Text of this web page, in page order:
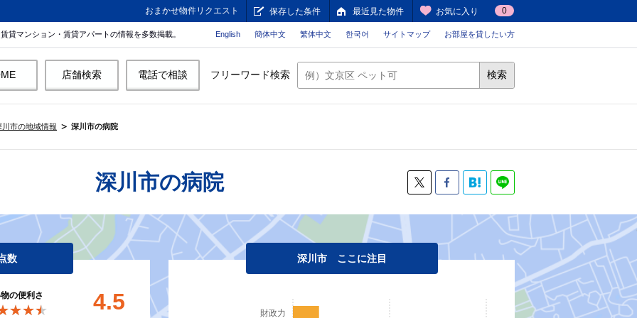
おまかせ物件リクエスト 保存した条件 最近見た物件 お気に入り 0
貸マンション・賃貸アパートの情報を多数掲載。 English 簡体中文 繁体中文 한국어 サイトマップ お部屋を貸したい方
店舗検索 電話で相談 フリーワード検索 検索
川市の地域情報 深川市の病院
深川市の病院
数
の便利さ 4.5
深川市 ここに注目
財政力